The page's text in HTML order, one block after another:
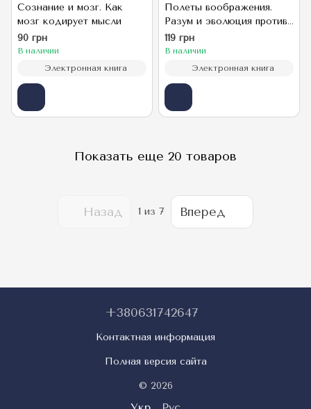
Сознание и мозг. Как
мозг кодирует мысли
90 грн
В наличии
Электронная книга
Полеты воображения.
Разум и эволюция против
гравитации
119 грн
В наличии
Электронная книга
Показать еще 20 товаров
Назад 1 из 7 Вперед
+380631742647
Контактная информация
Полная версия сайта
© 2026